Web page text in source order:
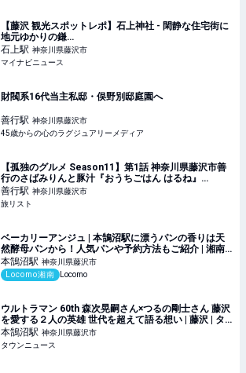
【藤沢 観光スポットレポ】石上神社 - 閑静な住宅街に
地元ゆかりの鎌…
石上駅 神奈川県藤沢市
マイナビニュース
財閥系16代当主私邸・俣野別邸庭園へ
善行駅 神奈川県藤沢市
45歳からの心のラグジュアリーメディア
【孤独のグルメ Season11】第1話 神奈川県藤沢市善
行のさばみりんと豚汁『おうちごはん はるね』
2026/4/3放送|旅リスト
善行駅 神奈川県藤沢市
旅リスト
ベーカリーアンジュ | 本鵠沼駅に漂うパンの香りは天
然酵母パンから！人気パンや予約方法もご紹介 | 湘南
の地域メディア Locomo
本鵠沼駅 神奈川県藤沢市
Locomo湘南
Locomo
ウルトラマン 60th 森次晃嗣さん×つるの剛士さん 藤沢
を愛する２人の英雄 世代を超えて語る想い | 藤沢 | タ
ウンニュース
本鵠沼駅 神奈川県藤沢市
タウンニュース